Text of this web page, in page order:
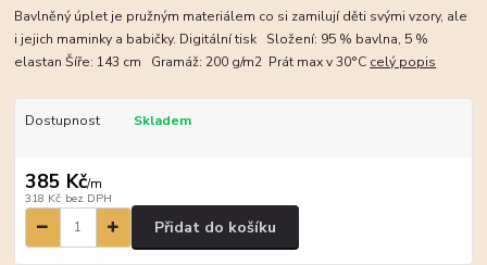
Bavlněný úplet je pružným materiálem co si zamilují děti svými vzory, ale
i jejich maminky a babičky. Digitální tisk Složení: 95 % bavlna, 5 %
elastan Šíře: 143 cm Gramáž: 200 g/m2 Prát max v 30°C celý popis
Dostupnost Skladem
385 Kč/m
318 Kč bez DPH
Přidat do košíku